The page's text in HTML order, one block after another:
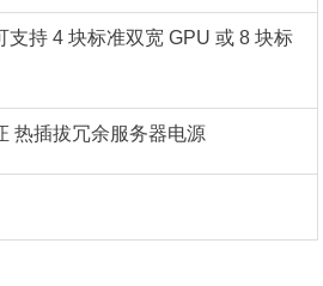
持 4 块标准双宽 GPU 或 8 块标
热插拔冗余服务器电源